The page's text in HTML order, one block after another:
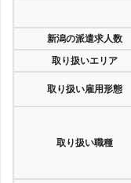
新潟の派遣求人数
取り扱いエリア
取り扱い雇用形態
取り扱い職種